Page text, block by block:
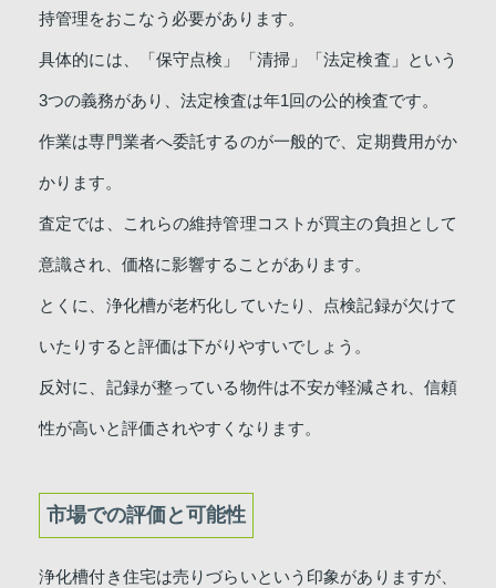
持管理をおこなう必要があります。
具体的には、「保守点検」「清掃」「法定検査」という
3つの義務があり、法定検査は年1回の公的検査です。
作業は専門業者へ委託するのが一般的で、定期費用がか
かります。
査定では、これらの維持管理コストが買主の負担として
意識され、価格に影響することがあります。
とくに、浄化槽が老朽化していたり、点検記録が欠けて
いたりすると評価は下がりやすいでしょう。
反対に、記録が整っている物件は不安が軽減され、信頼
性が高いと評価されやすくなります。
市場での評価と可能性
浄化槽付き住宅は売りづらいという印象がありますが、